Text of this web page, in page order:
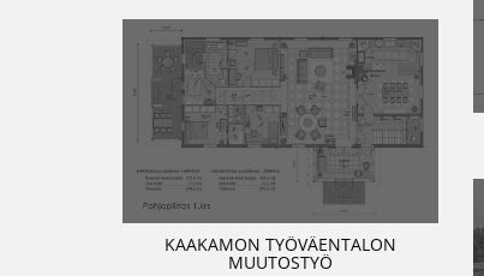
KAAKAMON TYÖVÄENTALON
MUUTOSTYÖ